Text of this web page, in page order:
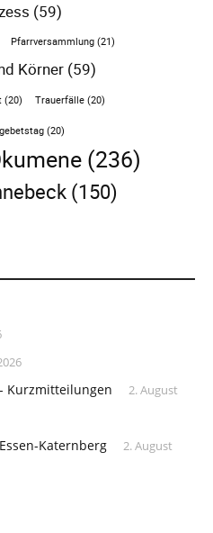
(59)
Pfarrversammlung (21)
Körner (59)
(20) Trauerfälle (20)
(20)
(236)
(150)
Kurzmitteilungen
2. August
Katernberg
2. August